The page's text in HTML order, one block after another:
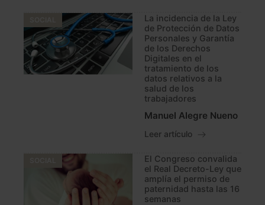
La incidencia de la Ley
de Protección de Datos
Personales y Garantía
de los Derechos
Digitales en el
tratamiento de los
datos relativos a la
salud de los
trabajadores
Manuel Alegre Nueno
Leer artículo
El Congreso convalida
el Real Decreto-Ley que
amplía el permiso de
paternidad hasta las 16
semanas